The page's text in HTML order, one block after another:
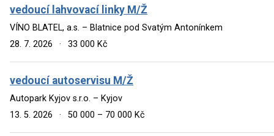
vedoucí lahvovací linky M/Ž
VÍNO BLATEL, a.s. – Blatnice pod Svatým Antonínkem
28. 7. 2026
· 33 000 Kč
vedoucí autoservisu M/Ž
Autopark Kyjov s.r.o. – Kyjov
13. 5. 2026
· 50 000 – 70 000 Kč